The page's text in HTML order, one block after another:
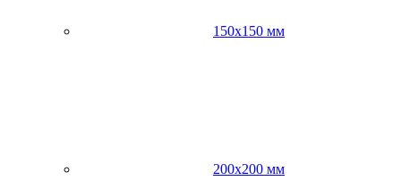
150х150 мм
200х200 мм